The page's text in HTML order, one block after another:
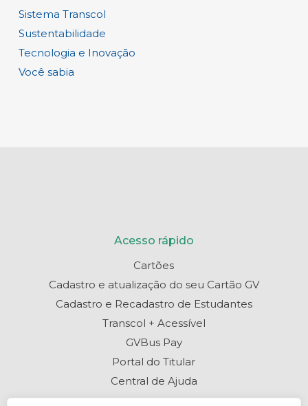
Sistema Transcol
Sustentabilidade
Tecnologia e Inovação
Você sabia
Acesso rápido
Cartões
Cadastro e atualização do seu Cartão GV
Cadastro e Recadastro de Estudantes
Transcol + Acessível
GVBus Pay
Portal do Titular
Central de Ajuda